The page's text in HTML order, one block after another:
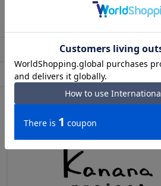
この商品について問い
出荷・配送について 返品
アフターサービス
ブランドについて